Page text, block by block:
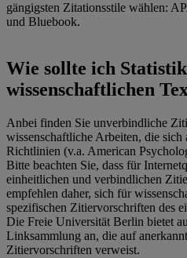
gängigsten Zitationsstile wählen:
und Bluebook.
Wie sollte ich
wissenschaftlichen
Anbei finden Sie unverbindliche
wissenschaftliche Arbeiten, die sich
Richtlinien (v.a. American
Bitte beachten Sie, dass für
einheitlichen und verbindlichen
empfehlen daher, sich für
spezifischen Zitiervorschriften des
Die Freie Universität Berlin bietet
Linksammlung an, die auf
Zitiervorschriften verweist.